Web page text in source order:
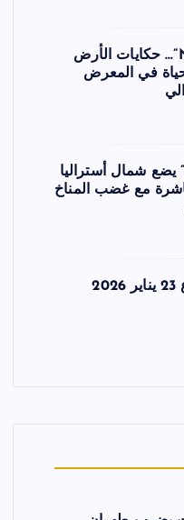
“Ngura Puḻka”… حكايات الأرض
في المعرض
يضع شمال أستراليا
مع غضب المناخ